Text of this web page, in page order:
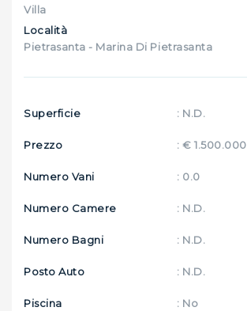
Villa
Località
Pietrasanta - Marina Di Pietrasanta
Superficie : N.D.
Prezzo : € 1.500.000
Numero Vani : 0.0
Numero Camere : N.D.
Numero Bagni : N.D.
Posto Auto : N.D.
Piscina : No